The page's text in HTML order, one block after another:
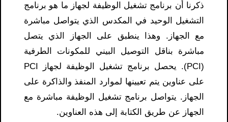
ذكرنا أن برنامج تشغيل الوظيفة لجهاز ما هو برنامج
التشغيل الوحيد في المكدس الذي يتواصل مباشرة
مع الجهاز. وهذا ينطبق على الجهاز الذي يتصل
مباشرة بناقل التوصيل البيني للمكونات الطرفية
(PCI). يحصل برنامج تشغيل الوظيفة لجهاز PCI
على عناوين يتم تعيينها لموارد المنفذ والذاكرة على
الجهاز. يتواصل برنامج تشغيل الوظيفة مباشرة مع
الجهاز عن طريق الكتابة إلى هذه العناوين.